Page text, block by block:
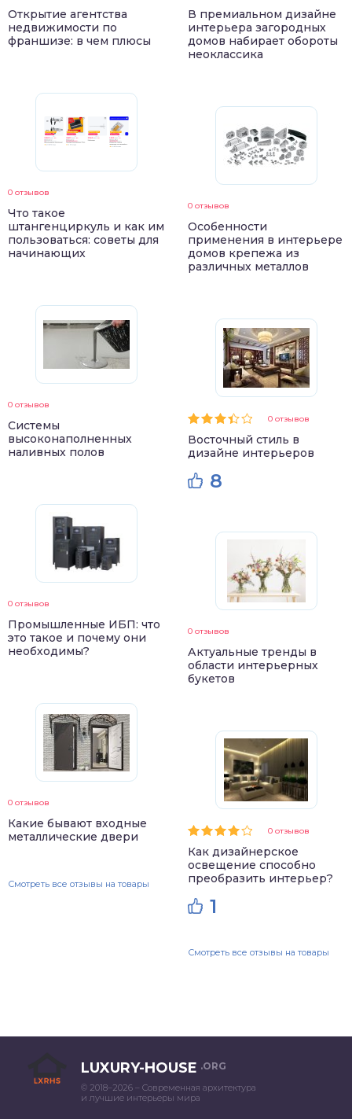
Открытие агентства
недвижимости по
франшизе: в чем плюсы
0 отзывов
Что такое
штангенциркуль и как им
пользоваться: советы для
начинающих
0 отзывов
Системы
высоконаполненных
наливных полов
0 отзывов
Промышленные ИБП: что
это такое и почему они
необходимы?
0 отзывов
Какие бывают входные
металлические двери
Смотреть все отзывы на товары
В премиальном дизайне
интерьера загородных
домов набирает обороты
неоклассика
0 отзывов
Особенности
применения в интерьере
домов крепежа из
различных металлов
0 отзывов
Восточный стиль в
дизайне интерьеров
8
0 отзывов
Актуальные тренды в
области интерьерных
букетов
0 отзывов
Как дизайнерское
освещение способно
преобразить интерьер?
1
Смотреть все отзывы на товары
LUXURY-HOUSE .ORG
© 2018–2026 – Современная архитектура
и лучшие интерьеры мира